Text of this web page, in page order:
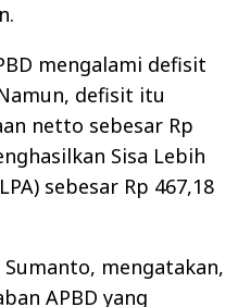
mengalami defisit
defisit itu
netto sebesar Rp
Sisa Lebih
sebesar Rp 467,18
Sumanto, mengatakan,
APBD yang